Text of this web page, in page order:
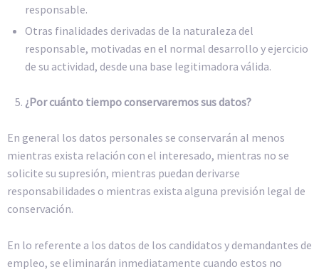
responsable.
Otras finalidades derivadas de la naturaleza del
responsable, motivadas en el normal desarrollo y ejercicio
de su actividad, desde una base legitimadora válida.
¿Por cuánto tiempo conservaremos sus datos?
En general los datos personales se conservarán al menos
mientras exista relación con el interesado, mientras no se
solicite su supresión, mientras puedan derivarse
responsabilidades o mientras exista alguna previsión legal de
conservación.
En lo referente a los datos de los candidatos y demandantes de
empleo, se eliminarán inmediatamente cuando estos no